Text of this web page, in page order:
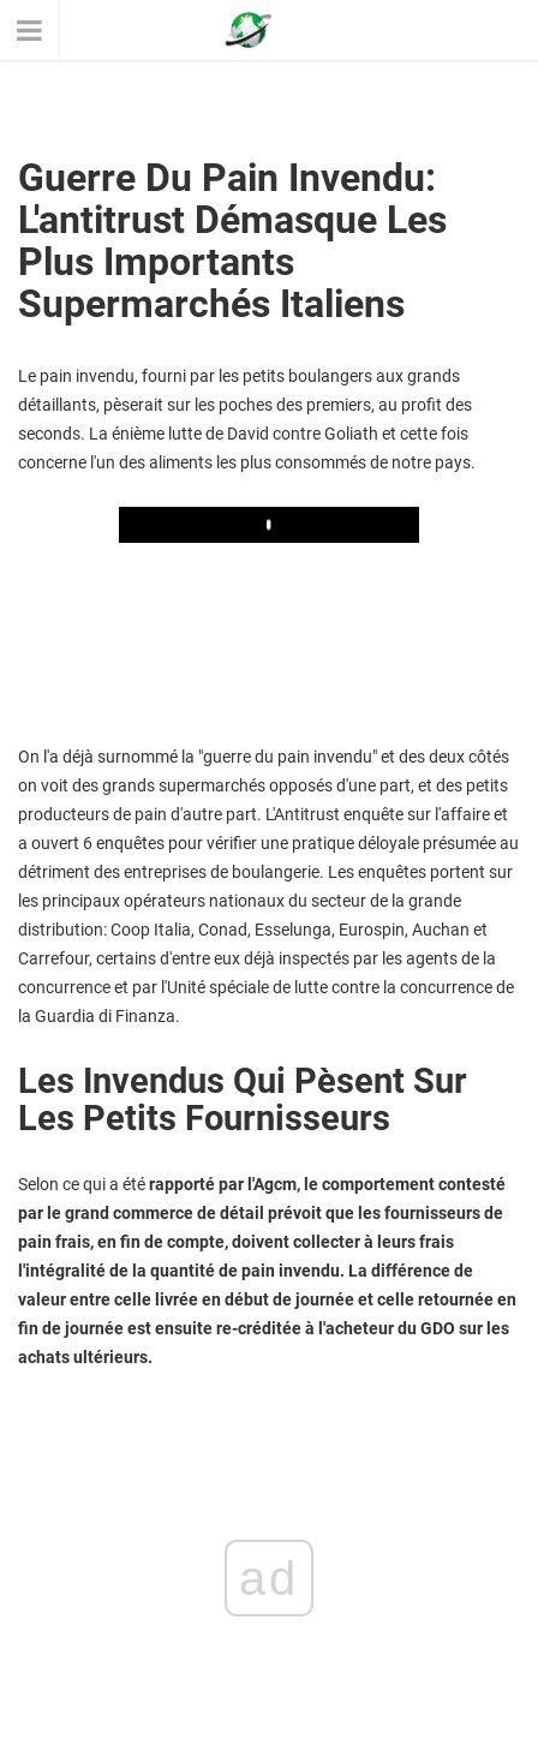
Guerre Du Pain Invendu:
L'antitrust Démasque Les
Plus Importants
Supermarchés Italiens
Le pain invendu, fourni par les petits boulangers aux grands
détaillants, pèserait sur les poches des premiers, au profit des
seconds. La énième lutte de David contre Goliath et cette fois
concerne l'un des aliments les plus consommés de notre pays.
Play
On l'a déjà surnommé la "guerre du pain invendu" et des deux côtés
on voit des grands supermarchés opposés d'une part, et des petits
producteurs de pain d'autre part. L'Antitrust enquête sur l'affaire et
a ouvert 6 enquêtes pour vérifier une pratique déloyale présumée au
détriment des entreprises de boulangerie. Les enquêtes portent sur
les principaux opérateurs nationaux du secteur de la grande
distribution: Coop Italia, Conad, Esselunga, Eurospin, Auchan et
Carrefour, certains d'entre eux déjà inspectés par les agents de la
concurrence et par l'Unité spéciale de lutte contre la concurrence de
la Guardia di Finanza.
Les Invendus Qui Pèsent Sur
Les Petits Fournisseurs
Selon ce qui a étérapporté par l'Agcm, le comportement contesté
par le grand commerce de détail prévoit que les fournisseurs de
pain frais, en fin de compte, doivent collecter à leurs frais
l'intégralité de la quantité de pain invendu. La différence de
valeur entre celle livrée en début de journée et celle retournée en
fin de journée est ensuite re-créditée à l'acheteur du GDO sur les
achats ultérieurs.
ad